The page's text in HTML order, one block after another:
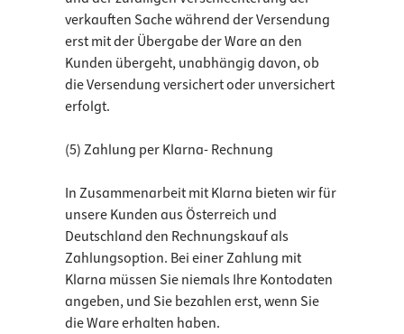
verkauften Sache während der Versendung
erst mit der Übergabe der Ware an den
Kunden übergeht, unabhängig davon, ob
die Versendung versichert oder unversichert
erfolgt.
(5) Zahlung per Klarna- Rechnung
In Zusammenarbeit mit Klarna bieten wir für
unsere Kunden aus Österreich und
Deutschland den Rechnungskauf als
Zahlungsoption. Bei einer Zahlung mit
Klarna müssen Sie niemals Ihre Kontodaten
angeben, und Sie bezahlen erst, wenn Sie
die Ware erhalten haben.